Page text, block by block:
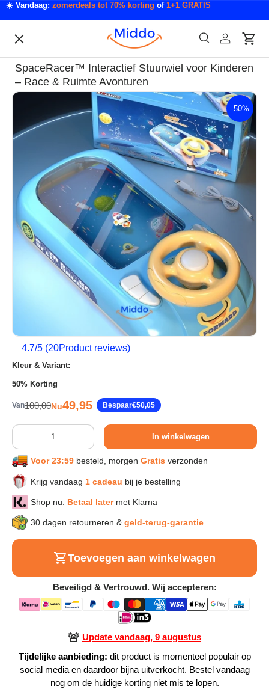
Ga naar inhoud
☀️ Vandaag: zomerdeals tot 70% korting of 1+1 GRATIS
Zoeken
Acties
ZoekenInloggen
Acties & Deals
Slaapkamer & Badkamer
Mode & Accessoires
Tech & Gadgets
Auto & Klussen
Tuin & Outdoor
Sport & Herstel
Wonen & Interieur
Kids & Speelgoed
Huisdieren
Huishouden & Schoonmaak
Keuken & Koken
Verlichting & Sfeer
Alle Producten
Alle collecties
Volg je bestelling
SpaceRacer™ Interactief Stuurwiel voor Kinderen
– Race & Ruimte Avonturen
Ga direct naar productinformatie -50%
4.7/5 (20Product reviews)
Kleur & Variant:
50% Korting
VanReguliere prijs
100,00Verkoopprijs
Nu49,95 Bespaar€50,05
Aantal
In winkelwagen
Voor 23:59 besteld, morgen Gratis verzonden
Krijg vandaag 1 cadeau bij je bestelling
Shop nu. Betaal latermet Klarna
30 dagen retourneren & geld-terug-garantie
Toevoegen aan winkelwagen
Beveiligd & Vertrouwd. Wij accepteren:
🚨 Update vandaag, 9 augustus
Tijdelijke aanbieding: dit product is momenteel populair op
social media en daardoor bijna uitverkocht. Bestel vandaag
nog om de huidige korting niet mis te lopen.